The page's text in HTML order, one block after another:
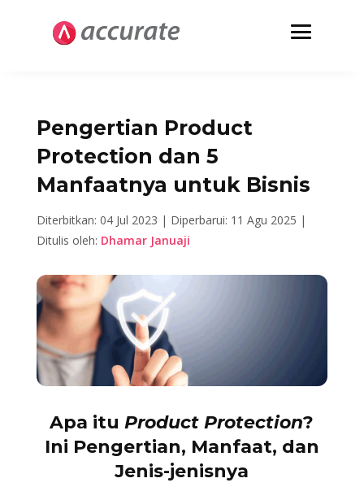
Pengertian Product
Protection dan 5
Manfaatnya untuk Bisnis
Diterbitkan: 04 Jul 2023 | Diperbarui: 11 Agu 2025 |
Ditulis oleh: Dhamar Januaji
Apa ituProduct Protection?
Ini Pengertian, Manfaat, dan
Jenis-jenisnya